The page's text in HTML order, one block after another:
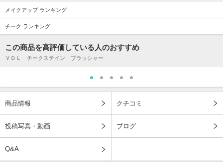
メイクアップ ランキング
チーク ランキング
この商品を高評価している人のおすすめ
ＶＤＬ チークステイン ブラッシャー
商品情報 クチコミ
投稿写真・動画 ブログ
Q&A